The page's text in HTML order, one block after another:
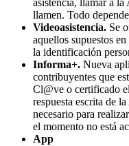
asistencia, llamar a
llamen. Todo
Videoasistencia. Se
aquellos supuestos
la identificación
Informa+. Nueva
contribuyentes que
Cl@ve o certificado
respuesta escrita de
necesario para
el momento no está
App